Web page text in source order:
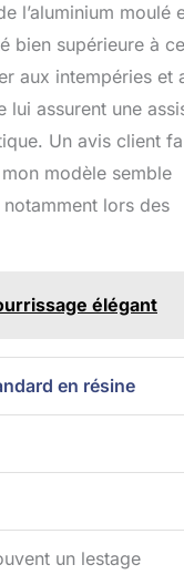
l’aluminium moulé
bien supérieure à
aux intempéries et
lui assurent une
Un avis client
modèle semble
lors des
élégant
en résine
un lestage